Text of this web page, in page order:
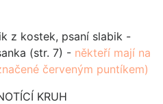
z kostek, psaní slabik -
(str. 7) - někteří mají na
červeným puntíkem)
KRUH